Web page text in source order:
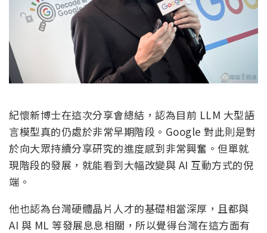
紀懷新博士在這次分享會總結，認為目前 LLM 大型語
言模型真的仍處於非常早期階段。Google 對此則是對
於向大眾持續分享研究的進度感到非常興奮。但單就
現階段的發展，就能看到大幅改變與 AI 互動方式的倪
端。
他也認為台灣硬體晶片人才的基礎相當深厚，且都與
AI 與 ML 等發展息息相關，所以覺得台灣在這方面有